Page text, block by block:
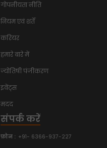
गोपनीयता नीति
नियम एवं शर्तें
करियर
हमारे बारे में
ज्योतिषी पंजीकरण
इवेंट्स
मदद
संपर्क करें
फ़ोन : +91- 6366-937-227